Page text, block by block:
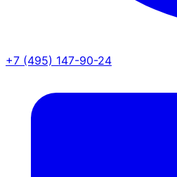
+7 (495) 147-90-24